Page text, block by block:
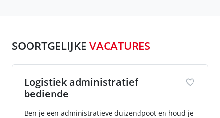
SOORTGELIJKE VACATURES
Logistiek administratief
bediende
Ben je een administratieve duizendpoot en houd je